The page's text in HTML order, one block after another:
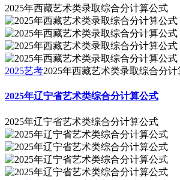
2025年西藏艺术类录取综合分计算公式
2025艺考2025年西藏艺术类录取综合分
2025年辽宁省艺术类综合分计算公式
2025年辽宁省艺术类综合分计算公式